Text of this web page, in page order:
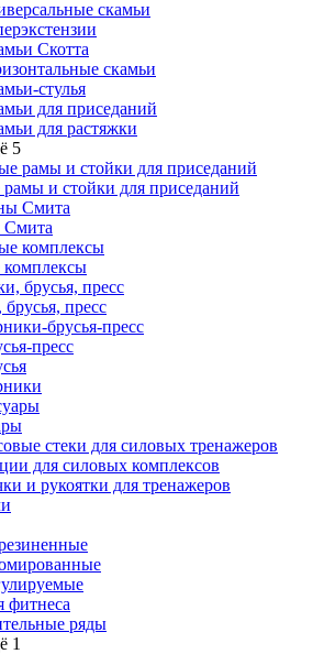
скамьи
Скотта
скамьи
стулья
для приседаний
для растяжки
5
и стойки для приседаний
пресс
брусья-пресс
пресс
стеки для силовых тренажеров
для силовых комплексов
и рукоятки для тренажеров
фитнеса
ряды
1